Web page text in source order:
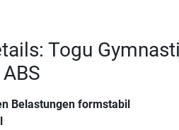
Togu
Belastungen formstabil